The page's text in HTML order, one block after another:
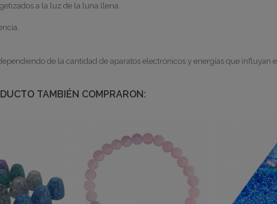
a la luz de la luna llena.
de la cantidad de aparatos electrónicos y energías que influyan
TAMBIÉN COMPRARON: